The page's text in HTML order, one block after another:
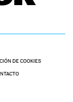
DE COOKIES